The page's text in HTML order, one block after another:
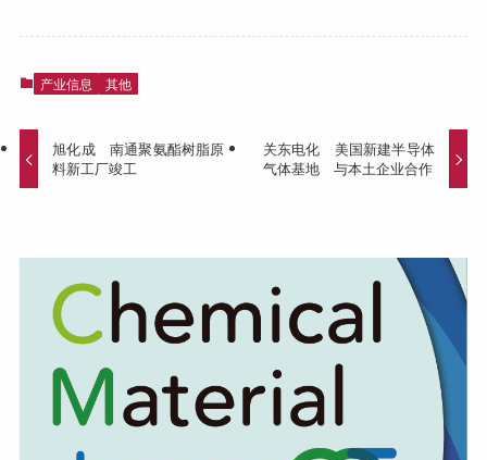
产业信息 其他
旭化成 南通聚氨酯树脂原
料新工厂竣工
关东电化 美国新建半导体
气体基地 与本土企业合作